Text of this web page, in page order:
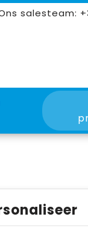
salesteam: